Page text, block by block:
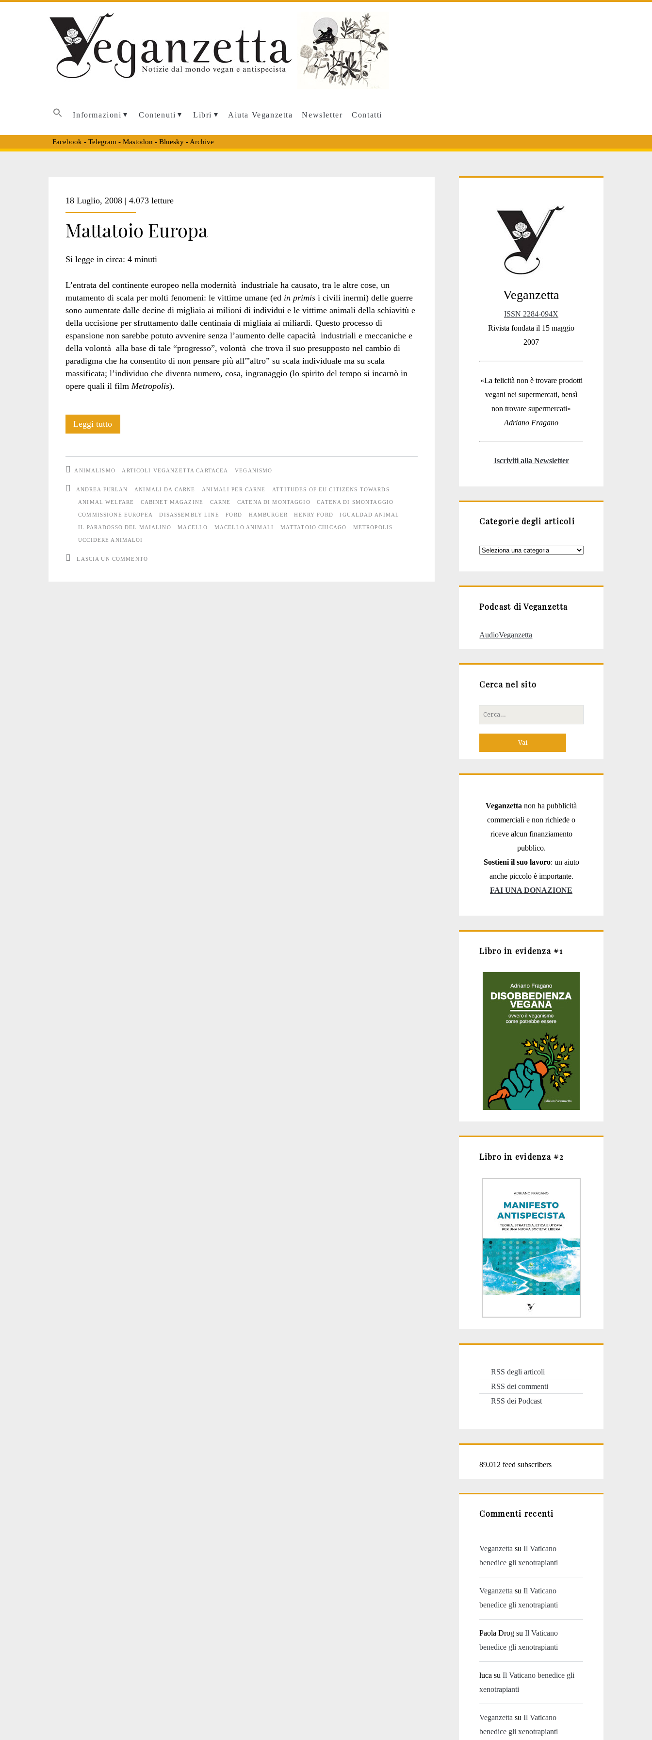
Informazioni Contenuti Libri Aiuta Veganzetta Newsletter Contatti
Facebook - Telegram - Mastodon - Bluesky- Archive
<span>metropolis</span>
18 Luglio, 2008 | 4.073 letture
Mattatoio Europa
Si legge in circa: 4 minuti
L’entrata del continente europeo nella modernità industriale ha causato, tra le altre cose, un
mutamento di scala per molti fenomeni: le vittime umane (ed in primisi civili inermi) delle guerre
sono aumentate dalle decine di migliaia ai milioni di individui e le vittime animali della schiavitù e
della uccisione per sfruttamento dalle centinaia di migliaia ai miliardi. Questo processo di
espansione non sarebbe potuto avvenire senza l’aumento delle capacità industriali e meccaniche e
della volontà alla base di tale “progresso”, volontà che trova il suo presupposto nel cambio di
paradigma che ha consentito di non pensare più all'”altro” su scala individuale ma su scala
massificata; l’individuo che diventa numero, cosa, ingranaggio (lo spirito del tempo si incarnò in
opere quali il film Metropolis).
Leggi tuttoMattatoio
ANIMALISMO ARTICOLI VEGANZETTA CARTACEA VEGANISMO
ANDREA FURLAN ANIMALI DA CARNE ANIMALI PER CARNE ATTITUDES OF EU CITIZENS TOWARDS
ANIMAL WELFARE CABINET MAGAZINE CARNE CATENA DI MONTAGGIO CATENA DI SMONTAGGIO
COMMISSIONE EUROPEA DISASSEMBLY LINE FORD HAMBURGER HENRY FORD IGUALDAD ANIMAL
IL PARADOSSO DEL MAIALINO MACELLO MACELLO ANIMALI MATTATOIO CHICAGO METROPOLIS
UCCIDERE ANIMALOI
LASCIA UN COMMENTO
Sidebar
Veganzetta
ISSN 2284-094X
Rivista fondata il 15 maggio
2007
«La felicità non è trovare prodotti
vegani nei supermercati, bensì
non trovare supermercati»
Adriano Fragano
Iscriviti alla Newsletter
Categorie degli articoli
Categorie
Podcast di Veganzetta
AudioVeganzetta
Cerca nel sito
Cerca
per:
Veganzetta non ha pubblicità
commerciali e non richiede o
riceve alcun finanziamento
pubblico.
Sostieni il suo lavoro: un aiuto
anche piccolo è importante.
FAI UNA DONAZIONE
Libro in evidenza #1
Libro in evidenza #2
RSS degli articoli
RSS dei commenti
RSS dei Podcast
89.012 feed subscribers
Commenti recenti
Veganzetta suIl Vaticano
benedice gli xenotrapianti
Veganzetta suIl Vaticano
benedice gli xenotrapianti
Paola Drog suIl Vaticano
benedice gli xenotrapianti
luca suIl Vaticano benedice gli
xenotrapianti
Veganzetta suIl Vaticano
benedice gli xenotrapianti